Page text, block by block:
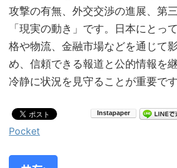
攻撃の有無、外交交渉の進展、第
「現実の動き」です。日本にとっ
格や物流、金融市場などを通じて
め、信頼できる報道と公的情報を
冷静に状況を見守ることが重要です
Pocket